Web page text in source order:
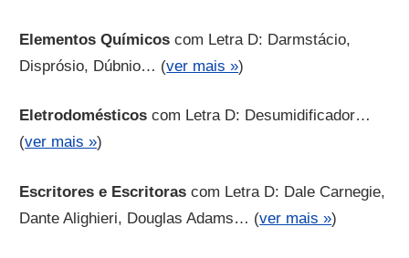
Elementos Químicos com Letra D: Darmstácio,
Disprósio, Dúbnio… (ver mais »)
Eletrodomésticos com Letra D: Desumidificador…
(ver mais »)
Escritores e Escritoras com Letra D: Dale Carnegie,
Dante Alighieri, Douglas Adams… (ver mais »)